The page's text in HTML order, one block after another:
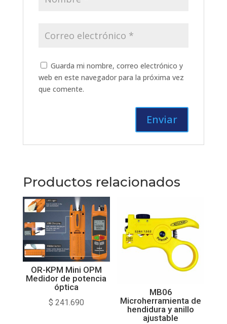
Guarda mi nombre, correo electrónico y
web en este navegador para la próxima vez
que comente.
Productos relacionados
OR-KPM Mini OPM
Medidor de potencia
óptica
$ 241.690
MB06
Microherramienta de
hendidura y anillo
ajustable